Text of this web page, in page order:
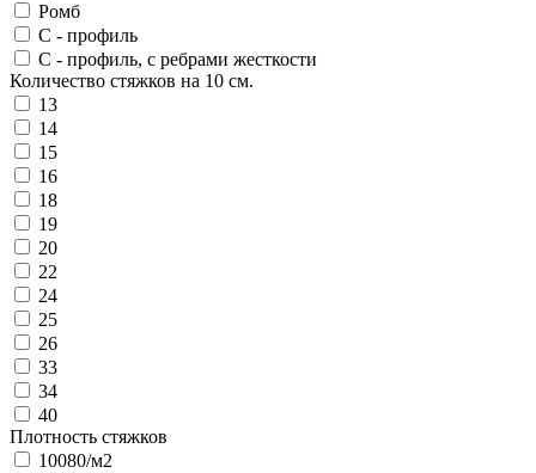
Ромб
С - профиль
С - профиль, с ребрами жесткости
Количество стяжков на 10 см.
13
14
15
16
18
19
20
22
24
25
26
33
34
40
Плотность стяжков
10080/м2